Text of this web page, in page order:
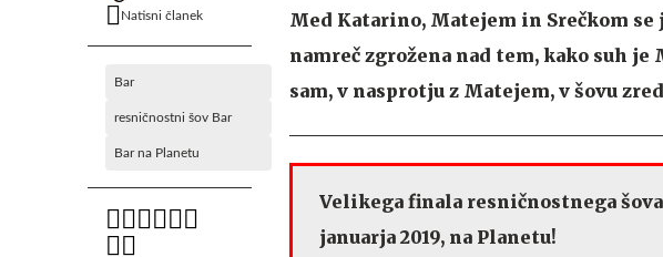
Natisni članek
Bar
resničnostni šov Bar
Bar na Planetu
Med Katarino, Matejem in Srečkom
namreč zgrožena nad tem, kako suh
sam, v nasprotju z Matejem, v šovu
Velikega finala resničnostnega
januarja 2019, na Planetu!